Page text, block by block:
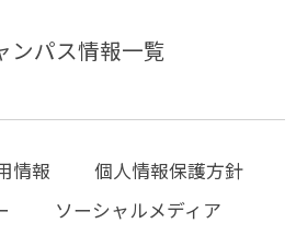
ンパス情報一覧
情報
個人情報保護方針
ソーシャルメディア